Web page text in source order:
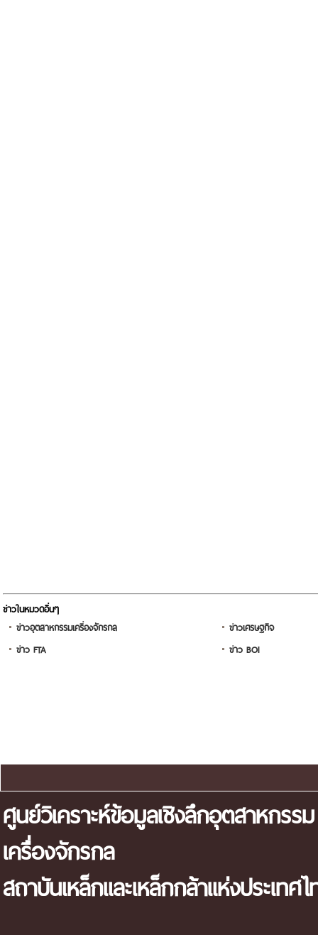
ข่าวในหมวดอื่นๆ
ข่าวอุตสาหกรรมเครื่องจักรกล
ข่าวเศรษฐกิจ
ข่าว FTA
ข่าว BOI
ศูนย์วิเคราะห์ข้อมูลเชิงลึกอุตสาหกรรม
เครื่องจักรกล
สถาบันเหล็กและเหล็กกล้าแห่งประเทศ